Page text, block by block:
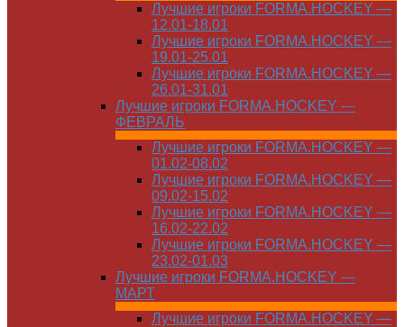
Лучшие игроки FORMA.HOCKEY —
12.01-18.01
Лучшие игроки FORMA.HOCKEY —
19.01-25.01
Лучшие игроки FORMA.HOCKEY —
26.01-31.01
Лучшие игроки FORMA.HOCKEY —
ФЕВРАЛЬ
Лучшие игроки FORMA.HOCKEY —
01.02-08.02
Лучшие игроки FORMA.HOCKEY —
09.02-15.02
Лучшие игроки FORMA.HOCKEY —
16.02-22.02
Лучшие игроки FORMA.HOCKEY —
23.02-01.03
Лучшие игроки FORMA.HOCKEY —
МАРТ
Лучшие игроки FORMA.HOCKEY —